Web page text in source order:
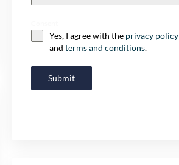
Yes, I agree with the privacy policy
and terms and conditions.
Submit